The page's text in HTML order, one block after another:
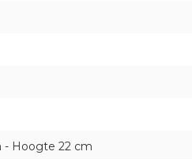
- Hoogte 22 cm